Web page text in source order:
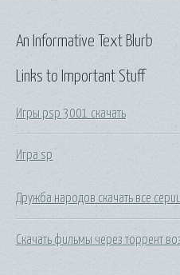
Links to Important Stuff
Игры psp 3001 скачать
Игра sp
Дружба народов скачать все
Скачать фильмы через торрент
An Informative Text Blurb